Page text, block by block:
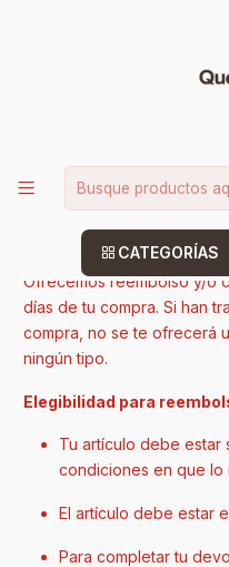
CATEGORÍAS
¡Gracias por comprar en
Ofrecemos reembolso y/o
días de tu compra. Si han
compra, no se te ofrecerá
ningún tipo.
Elegibilidad para
Tu artículo debe estar
condiciones en que lo
El artículo debe estar
Para completar tu